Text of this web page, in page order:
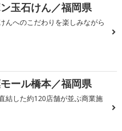
玉石けん／福岡県
んへのこだわりを楽しみながら
ール橋本／福岡県
結した約120店舗が並ぶ商業施